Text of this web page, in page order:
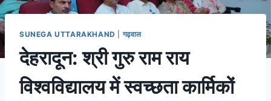
SUNEGA UTTARAKHAND गढ़वाल
देहरादून: श्री गुरु राम राय
विश्वविद्यालय में स्वच्छता कार्मिकों